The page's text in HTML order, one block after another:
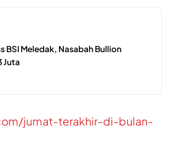
BSI Meledak, Nasabah Bullion
Juta
jumat-terakhir-di-bulan-